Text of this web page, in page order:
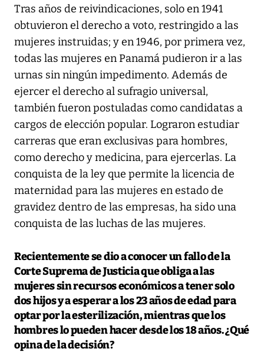
Tras años de reivindicaciones, solo en 1941
obtuvieron el derecho a voto, restringido a las
mujeres instruidas; y en 1946, por primera vez,
todas las mujeres en Panamá pudieron ir a las
urnas sin ningún impedimento. Además de
ejercer el derecho al sufragio universal,
también fueron postuladas como candidatas a
cargos de elección popular. Lograron estudiar
carreras que eran exclusivas para hombres,
como derecho y medicina, para ejercerlas. La
conquista de la ley que permite la licencia de
maternidad para las mujeres en estado de
gravidez dentro de las empresas, ha sido una
conquista de las luchas de las mujeres.
Recientemente se dio a conocer un fallo de la
Corte Suprema de Justicia que obliga a las
mujeres sin recursos económicos a tener solo
dos hijos y a esperar a los 23 años de edad para
optar por la esterilización, mientras que los
hombres lo pueden hacer desde los 18 años. ¿Qué
opina de la decisión?